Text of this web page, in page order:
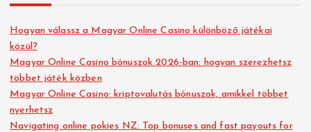
Hogyan válassz a Magyar Online Casino különböző játékai
közül?
Magyar Online Casino bónuszok 2026-ban: hogyan szerezhetsz
többet játék közben
Magyar Online Casino: kriptovalutás bónuszok, amikkel többet
nyerhetsz
Navigating online pokies NZ: Top bonuses and fast payouts for